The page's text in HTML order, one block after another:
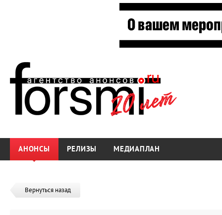
АНОНСЫ РЕЛИЗЫ МЕДИАПЛАН
Вернуться назад